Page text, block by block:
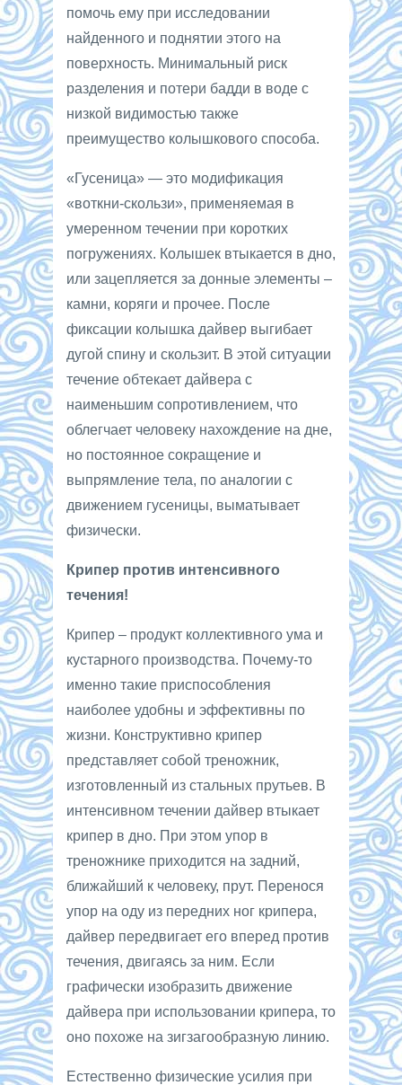
помочь ему при исследовании
найденного и поднятии этого на
поверхность. Минимальный риск
разделения и потери бадди в воде с
низкой видимостью также
преимущество колышкового способа.
«Гусеница» — это модификация
«воткни-скользи», применяемая в
умеренном течении при коротких
погружениях. Колышек втыкается в дно,
или зацепляется за донные элементы –
камни, коряги и прочее. После
фиксации колышка дайвер выгибает
дугой спину и скользит. В этой ситуации
течение обтекает дайвера с
наименьшим сопротивлением, что
облегчает человеку нахождение на дне,
но постоянное сокращение и
выпрямление тела, по аналогии с
движением гусеницы, выматывает
физически.
Крипер против интенсивного
течения!
Крипер – продукт коллективного ума и
кустарного производства. Почему-то
именно такие приспособления
наиболее удобны и эффективны по
жизни. Конструктивно крипер
представляет собой треножник,
изготовленный из стальных прутьев. В
интенсивном течении дайвер втыкает
крипер в дно. При этом упор в
треножнике приходится на задний,
ближайший к человеку, прут. Перенося
упор на оду из передних ног крипера,
дайвер передвигает его вперед против
течения, двигаясь за ним. Если
графически изобразить движение
дайвера при использовании крипера, то
оно похоже на зигзагообразную линию.
Естественно физические усилия при